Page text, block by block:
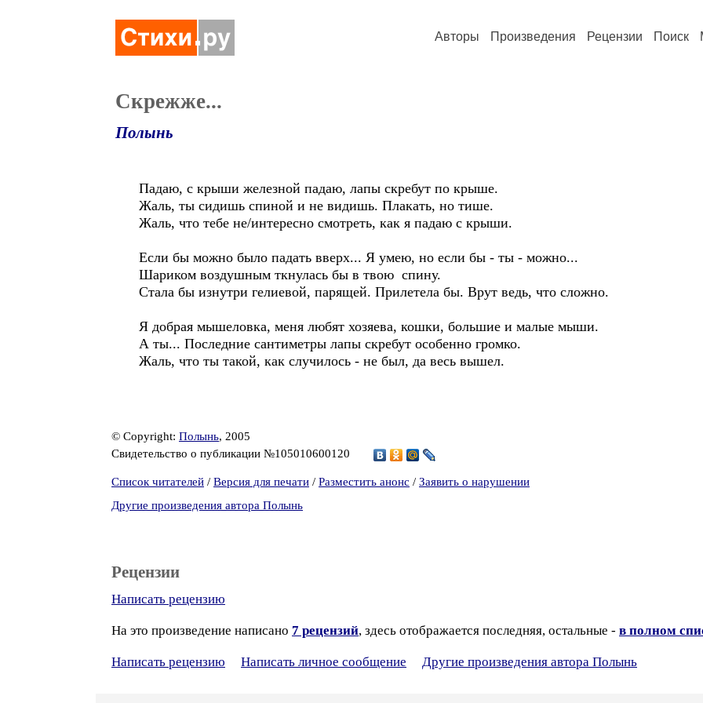
Авторы Произведения Рецензии Поиск
Скрежже...
Полынь
Падаю, с крыши железной падаю, лапы скребут по крыше.
Жаль, ты сидишь спиной и не видишь. Плакать, но тише.
Жаль, что тебе не/интересно смотреть, как я падаю с крыши.
Если бы можно было падать вверх... Я умею, но если бы - ты - можно...
Шариком воздушным ткнулась бы в твою спину.
Стала бы изнутри гелиевой, парящей. Прилетела бы. Врут ведь, что сложно.
Я добрая мышеловка, меня любят хозяева, кошки, большие и малые мыши.
А ты... Последние сантиметры лапы скребут особенно громко.
Жаль, что ты такой, как случилось - не был, да весь вышел.
© Copyright: Полынь, 2005
Свидетельство о публикации №105010600120
Список читателей / Версия для печати / Разместить анонс / Заявить о нарушении
Другие произведения автора Полынь
Рецензии
Написать рецензию
На это произведение написано 7 рецензий, здесь отображается последняя, остальные - в полном
Написать рецензию Написать личное сообщение Другие произведения автора Полынь